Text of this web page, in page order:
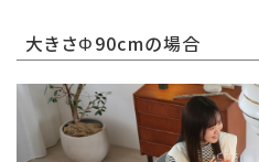
大きさΦ90cmの場合